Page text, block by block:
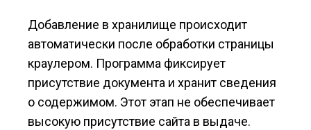
Добавление в хранилище происходит
автоматически после обработки страницы
краулером. Программа фиксирует
присутствие документа и хранит сведения
о содержимом. Этот этап не обеспечивает
высокую присутствие сайта в выдаче.